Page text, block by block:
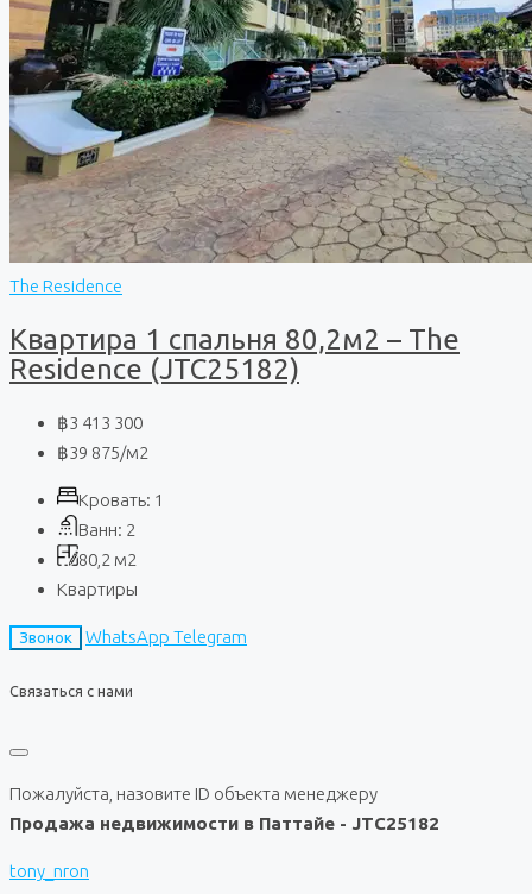
The Residence
Квартира 1 спальня 80,2м2 – The
Residence (JTC25182)
฿3 413 300
฿39 875/м2
Кровать: 1
Ванн: 2
80,2 м2
Квартиры
Звонок WhatsApp Telegram
Связаться с нами
Пожалуйста, назовите ID объекта менеджеру
Продажа недвижимости в Паттайе - JTC25182
tony_nron